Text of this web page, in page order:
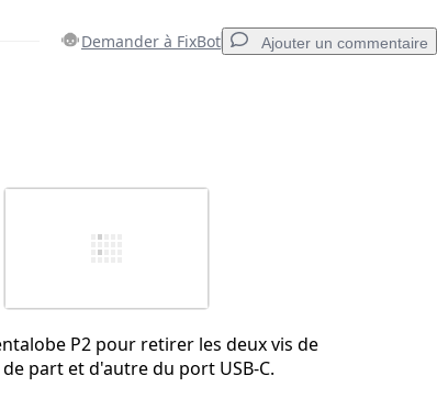
Demander à FixBot Ajouter un commentaire
P2 pour retirer les deux vis de
part et d'autre du port USB-C.